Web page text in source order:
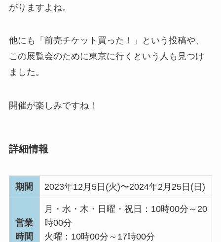
がりますよね。
他にも「前売チケット買った！」という投稿や、
この展覧会のために東京に行くという人も見つけ
ました。
開催が楽しみですね！
詳細情報
期間 2023年12月5日(火)〜2024年2月25日(日)
営業
時間
月・水・木・日曜・祝日：10時00分～20
時00分
火曜：10時00分～17時00分